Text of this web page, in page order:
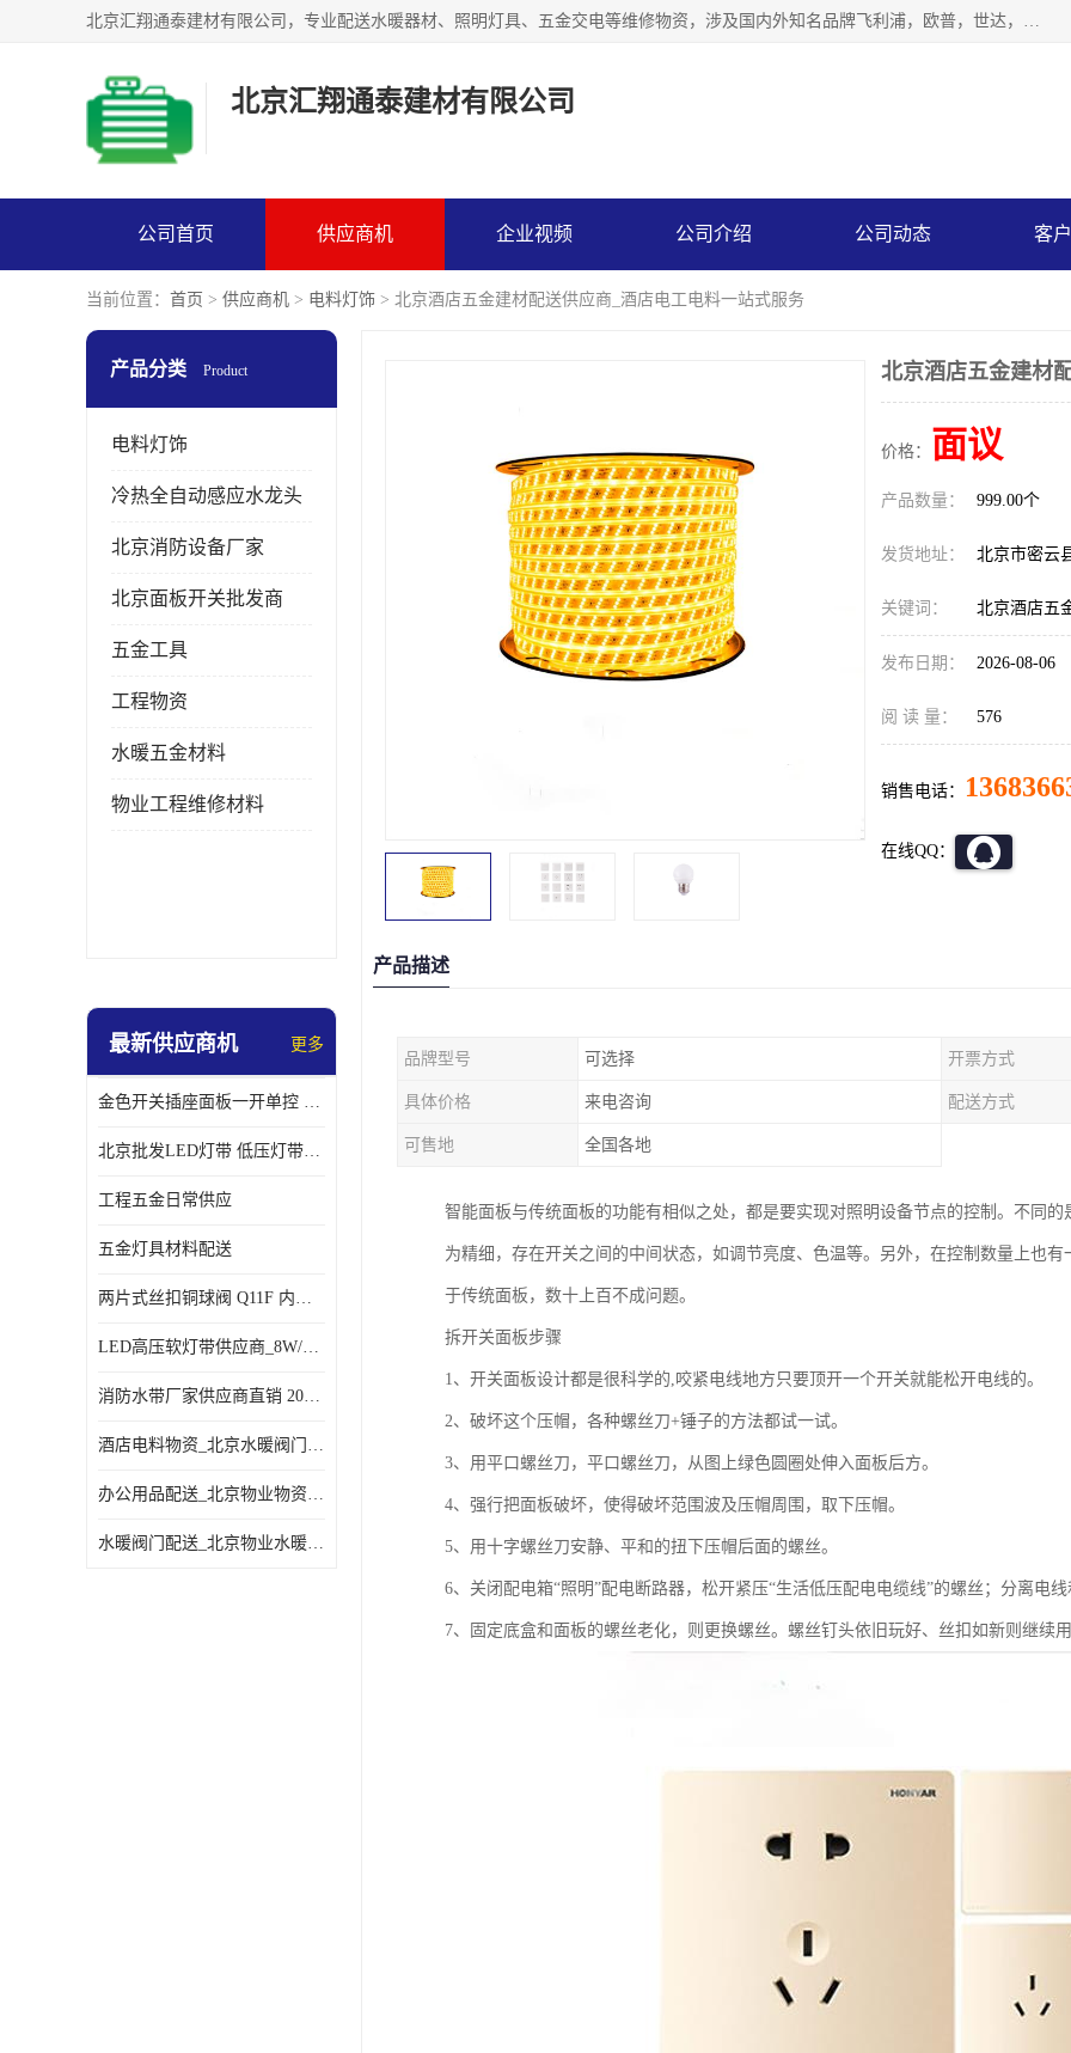
北京汇翔通泰建材有限公司，专业配送水暖器材、照明灯具、五金交电等维修物资，涉及国内外知名品牌飞利浦，欧普，世达，博士，九牧，公牛等物资。能充分满足物业、学校、酒店、工厂、部队等多领域的采购需求，提供一站式配送服务。
北京汇翔通泰建材有限公司
公司首页 供应商机 企业视频 公司介绍 公司动态 客
当前位置： 首页 > 供应商机 > 电料灯饰 > 北京酒店五金建材配送供应商_酒店电工电料一站式服务
产品分类 Product
电料灯饰
冷热全自动感应水龙头
北京消防设备厂家
北京面板开关批发商
五金工具
工程物资
水暖五金材料
物业工程维修材料
最新供应商机 更多
金色开关插座面板一开单控 _一开双控五孔插座
北京批发LED灯带 低压灯带定制 景观亮化灯条
工程五金日常供应
五金灯具材料配送
两片式丝扣铜球阀 Q11F 内螺纹铜球阀
LED高压软灯带供应商_8W/米客厅吊顶暗槽
消防水带厂家供应商直销 20-65-25消防水带
酒店电料物资_北京水暖阀门一站式
办公用品配送_北京物业物资配送
水暖阀门配送_北京物业水暖阀门配送
北京酒店五金建材
价格： 面议
产品数量： 999.00个
发货地址： 北京市密
关键词： 北京酒店五
发布日期： 2026-08-06
阅 读 量： 576
销售电话：
在线QQ：
产品描述
品牌型号 可选择 开票方式
具体价格 来电咨询 配送方式
可售地 全国各地
智能面板与传统面板的功能有相似之处，都是要实现对照明设备节点的控制。不同
为精细，存在开关之间的中间状态，如调节亮度、色温等。另外，在控制数量上也
于传统面板，数十上百不成问题。
拆开关面板步骤
1、开关面板设计都是很科学的,咬紧电线地方只要顶开一个开关就能松开电线的。
2、破坏这个压帽，各种螺丝刀+锤子的方法都试一试。
3、用平口螺丝刀，平口螺丝刀，从图上绿色圆圈处伸入面板后方。
4、强行把面板破坏，使得破坏范围波及压帽周围，取下压帽。
5、用十字螺丝刀安静、平和的扭下压帽后面的螺丝。
6、关闭配电箱“照明”配电断路器，松开紧压“生活低压配电电缆线”的螺丝；分离电
7、固定底盒和面板的螺丝老化，则更换螺丝。螺丝钉头依旧玩好、丝扣如新则继续